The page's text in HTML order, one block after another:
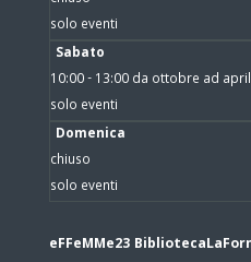
solo eventi
Sabato
10:00 - 13:00 da ottobre ad
solo eventi
Domenica
chiuso
solo eventi
eFFeMMe23